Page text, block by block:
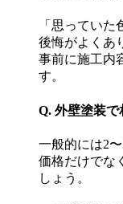
「思ってい
後悔がよくあ
事前に施工内
す。
Q. 外壁塗装で
一般的には2
価格だけでな
しょう。